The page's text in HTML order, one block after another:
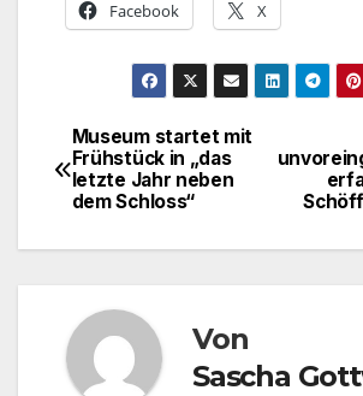
Facebook X
Museum startet mit
Frühstück in „das
letzte Jahr neben
dem Schloss“
Von
Sascha